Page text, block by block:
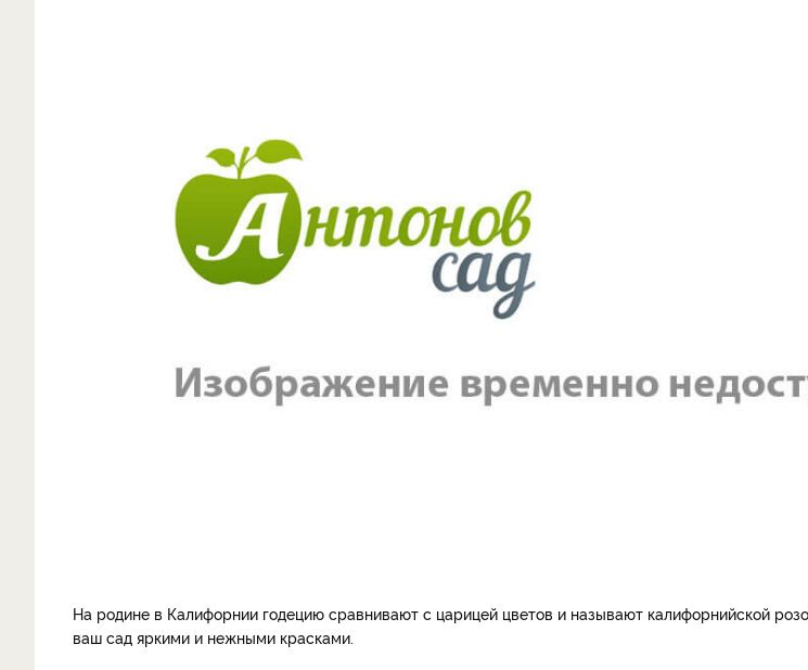
На родине в Калифорнии годецию сравнивают с царицей цветов и называют калифорнийской
ваш сад яркими и нежными красками.